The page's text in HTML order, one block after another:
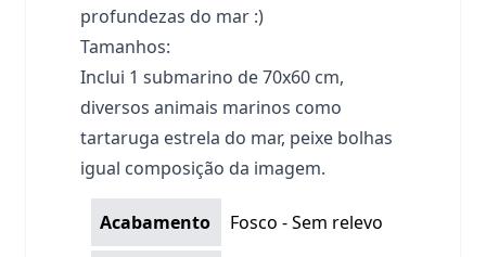
profundezas do mar :)
Tamanhos:
Inclui 1 submarino de 70x60 cm,
diversos animais marinos como
tartaruga estrela do mar, peixe bolhas
igual composição da imagem.
Acabamento Fosco - Sem relevo